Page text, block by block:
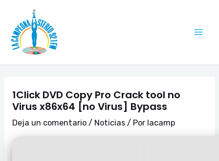
contenido
1Click DVD Copy Pro Crack tool no
Virus x86x64 [no Virus] Bypass
Deja un comentario / Noticias / Por lacamp
de
entradas